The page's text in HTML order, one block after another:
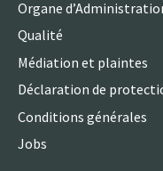
Organe
Qualité
Médiation et plaintes
Déclaration de
Conditions générales
Jobs